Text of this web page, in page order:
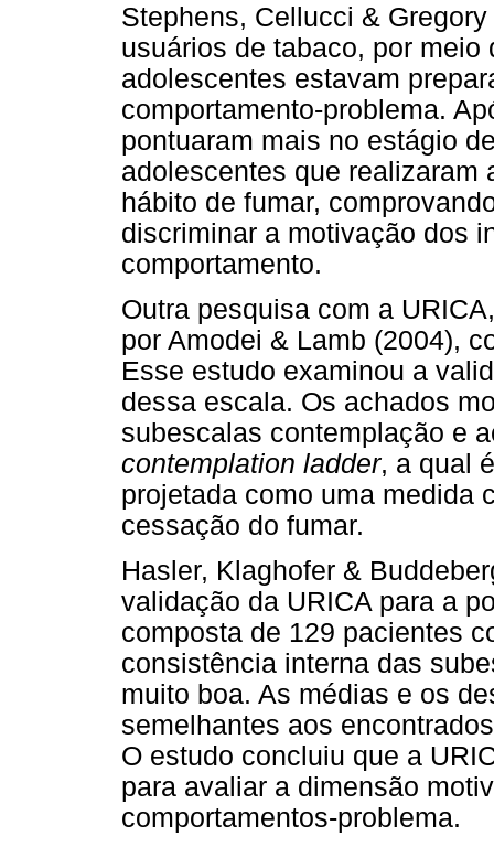
Stephens, Cellucci &
usuários de tabaco, por
adolescentes estavam
comportamento-problema.
pontuaram mais no estágio
adolescentes que realizaram
hábito de fumar,
discriminar a motivação dos
comportamento.
Outra pesquisa com a
por Amodei & Lamb (2004),
Esse estudo examinou a
dessa escala. Os achados
subescalas contemplação e
contemplation ladder, a qual
projetada como uma medida
cessação do fumar.
Hasler, Klaghofer &
validação da URICA para a
composta de 129 pacientes
consistência interna das
muito boa. As médias e os
semelhantes aos
O estudo concluiu que a
para avaliar a dimensão
comportamentos-problema.